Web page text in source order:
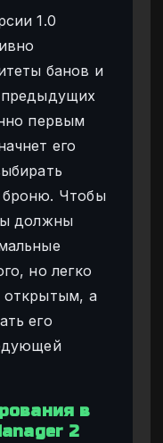
1.0
банов и
первым
его
Чтобы
должны
но легко
открытым, а
его
в
2